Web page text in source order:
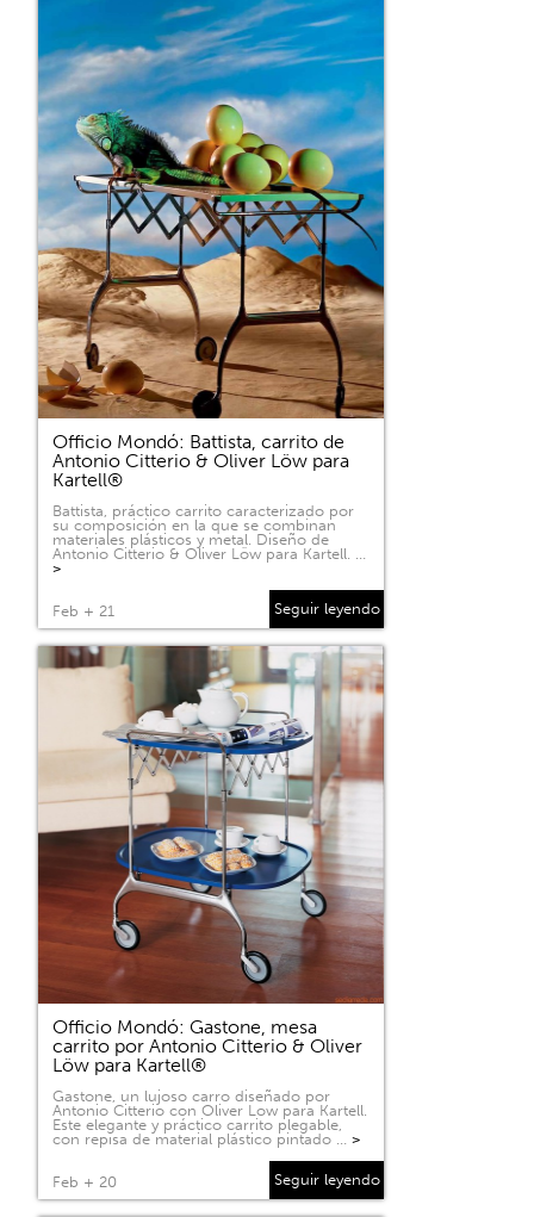
Officio Mondó: Battista, carrito de
Antonio Citterio & Oliver Löw para
Kartell®
Battista, práctico carrito caracterizado por
su composición en la que se combinan
materiales plásticos y metal. Diseño de
Antonio Citterio & Oliver Löw para Kartell. …
>
Feb + 21 Seguir leyendo
Officio Mondó: Gastone, mesa
carrito por Antonio Citterio & Oliver
Löw para Kartell®
Gastone, un lujoso carro diseñado por
Antonio Citterio con Oliver Low para Kartell.
Este elegante y práctico carrito plegable,
con repisa de material plástico pintado … >
Feb + 20 Seguir leyendo